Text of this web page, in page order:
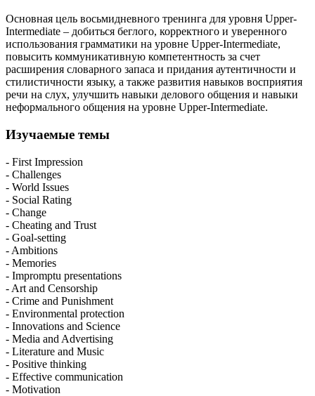
Основная цель восьмидневного тренинга для уровня Upper-
Intermediate – добиться беглого, корректного и уверенного
использования грамматики на уровне Upper-Intermediate,
повысить коммуникативную компетентность за счет
расширения словарного запаса и придания аутентичности и
стилистичности языку, а также развития навыков восприятия
речи на слух, улучшить навыки делового общения и навыки
неформального общения на уровне Upper-Intermediate.
Изучаемые темы
- First Impression
- Challenges
- World Issues
- Social Rating
- Change
- Cheating and Trust
- Goal-setting
- Ambitions
- Memories
- Impromptu presentations
- Art and Censorship
- Crime and Punishment
- Environmental protection
- Innovations and Science
- Media and Advertising
- Literature and Music
- Positive thinking
- Effective communication
- Motivation